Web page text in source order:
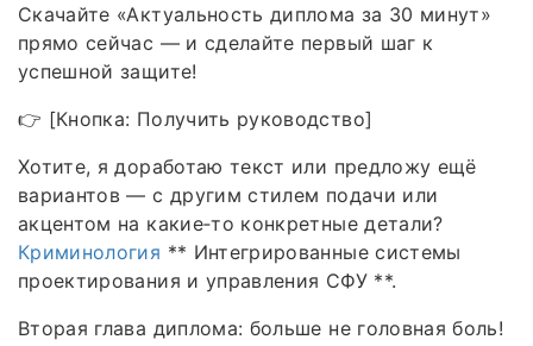
Скачайте «Актуальность диплома за 30 минут»
прямо сейчас — и сделайте первый шаг к
успешной защите!
👉 [Кнопка: Получить руководство]
Хотите, я доработаю текст или предложу ещё
вариантов — с другим стилем подачи или
акцентом на какие‑то конкретные детали?
Криминология ** Интегрированные системы
проектирования и управления СФУ **.
Вторая глава диплома: больше не головная боль!